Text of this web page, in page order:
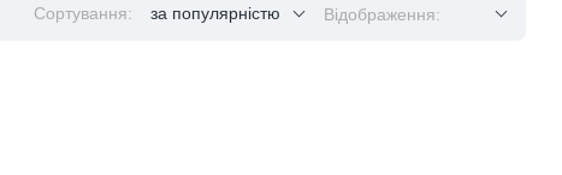
Сортування: за популярністю Відображення: